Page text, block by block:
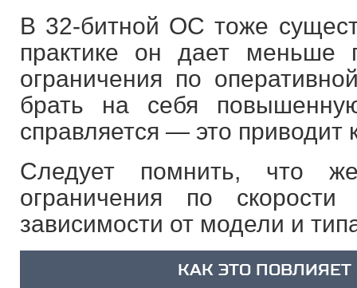
В 32-битной ОС тоже
практике он дает меньше
ограничения по
брать на себя
справляется — это приводит
Следует помнить, что
ограничения по
зависимости от модели и
КАК ЭТО ПОВЛИЯЕТ